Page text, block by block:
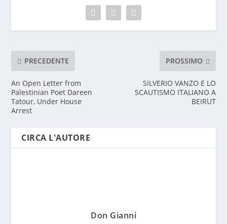
PRECEDENTE
An Open Letter from
Palestinian Poet Dareen
Tatour, Under House
Arrest
PROSSIMO
SILVERIO VANZO E LO
SCAUTISMO ITALIANO A
BEIRUT
CIRCA L'AUTORE
Don Gianni